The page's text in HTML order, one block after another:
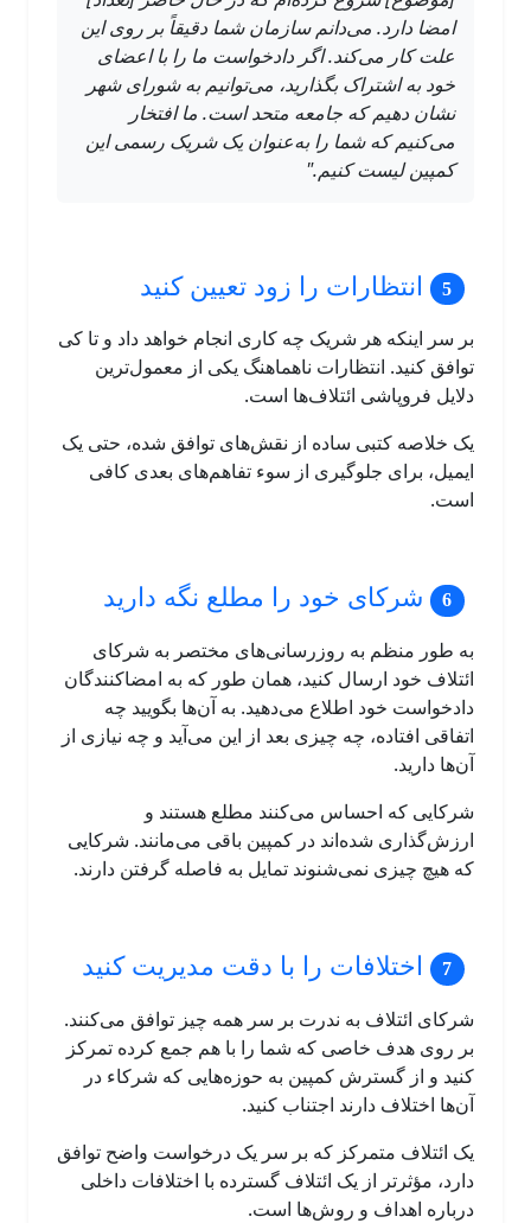
امضا دارد. می‌دانم سازمان شما دقیقاً بر روی این
علت کار می‌کند. اگر دادخواست ما را با اعضای
خود به اشتراک بگذارید، می‌توانیم به شورای شهر
نشان دهیم که جامعه متحد است. ما افتخار
می‌کنیم که شما را به‌عنوان یک شریک رسمی این
کمپین لیست کنیم."
انتظارات را زود تعیین کنید
بر سر اینکه هر شریک چه کاری انجام خواهد داد و تا کی
توافق کنید. انتظارات ناهماهنگ یکی از معمول‌ترین
دلایل فروپاشی ائتلاف‌ها است.
یک خلاصه کتبی ساده از نقش‌های توافق شده، حتی یک
ایمیل، برای جلوگیری از سوء تفاهم‌های بعدی کافی
است.
شرکای خود را مطلع نگه دارید
به طور منظم به روزرسانی‌های مختصر به شرکای
ائتلاف خود ارسال کنید، همان طور که به امضاکنندگان
دادخواست خود اطلاع می‌دهید. به آن‌ها بگویید چه
اتفاقی افتاده، چه چیزی بعد از این می‌آید و چه نیازی از
آن‌ها دارید.
شرکایی که احساس می‌کنند مطلع هستند و
ارزش‌گذاری شده‌اند در کمپین باقی می‌مانند. شرکایی
که هیچ چیزی نمی‌شنوند تمایل به فاصله گرفتن دارند.
اختلافات را با دقت مدیریت کنید
شرکای ائتلاف به ندرت بر سر همه چیز توافق می‌کنند.
بر روی هدف خاصی که شما را با هم جمع کرده تمرکز
کنید و از گسترش کمپین به حوزه‌هایی که شرکاء در
آن‌ها اختلاف دارند اجتناب کنید.
یک ائتلاف متمرکز که بر سر یک درخواست واضح توافق
دارد، مؤثرتر از یک ائتلاف گسترده با اختلافات داخلی
درباره اهداف و روش‌ها است.